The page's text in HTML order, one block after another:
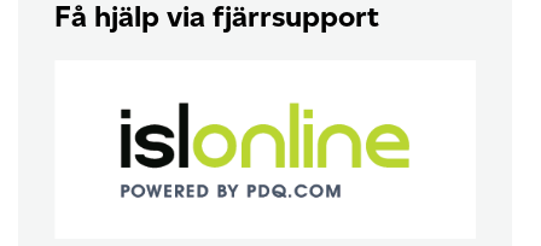
Få hjälp via fjärrsupport